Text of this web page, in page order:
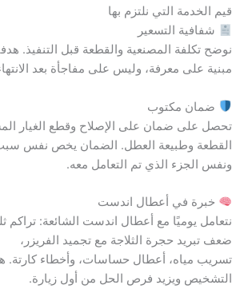
قيم الخدمة التي نلتزم بها
شفافية التسعير
نوضح تكلفة المصنعية والقطعة قبل التنفيذ.
مبنية على معرفة، وليس على مفاجأة بعد
ضمان مكتوب
تحصل على ضمان على الإصلاح وقطع الغيار
القطعة وطبيعة العطل. الضمان يخص نفس سبب
ونفس الجزء الذي تم التعامل معه.
خبرة في أعطال اندست
نتعامل يوميًا مع أعطال اندست الشائعة: تراكم
ضعف تبريد حجرة الثلاجة مع تجميد الفريزر،
تسريب مياه، أعطال حساسات، وأخطاء كارتة.
التشخيص ويزيد فرص الحل من أول زيارة.